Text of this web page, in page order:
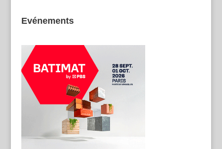
Evénements